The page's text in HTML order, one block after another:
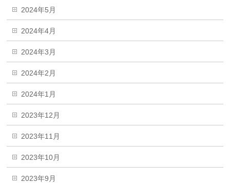
2024年5月
2024年4月
2024年3月
2024年2月
2024年1月
2023年12月
2023年11月
2023年10月
2023年9月